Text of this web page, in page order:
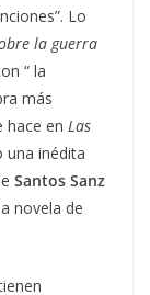
Lo
la guerra
“ la
más
hace en Las
una inédita
Santos Sanz
novela de